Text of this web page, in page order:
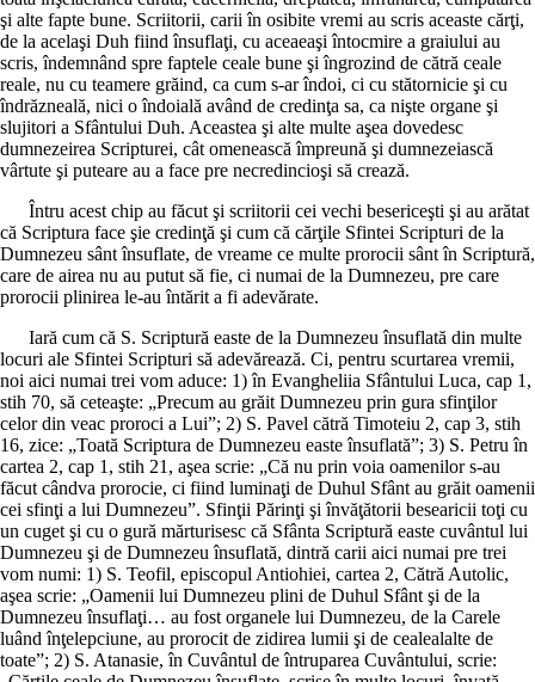
şi alte fapte bune. Scriitorii, carii în osibite vremi au scris aceaste cărţi,
de la acelaşi Duh fiind însuflaţi, cu aceaeaşi întocmire a graiului au
scris, îndemnând spre faptele ceale bune şi îngrozind de cătră ceale
reale, nu cu teamere grăind, ca cum s-ar îndoi, ci cu stătornicie şi cu
îndrăzneală, nici o îndoială având de credinţa sa, ca nişte organe şi
slujitori a Sfântului Duh. Aceastea şi alte multe aşea dovedesc
dumnezeirea Scripturei, cât omenească împreună şi dumnezeiască
vârtute şi puteare au a face pre necredincioşi să crează.
Întru acest chip au făcut şi scriitorii cei vechi besericeşti şi au arătat
că Scriptura face şie credinţă şi cum că cărţile Sfintei Scripturi de la
Dumnezeu sânt însuflate, de vreame ce multe prorocii sânt în Scriptură,
care de airea nu au putut să fie, ci numai de la Dumnezeu, pre care
prorocii plinirea le-au întărit a fi adevărate.
Iară cum că S. Scriptură easte de la Dumnezeu însuflată din multe
locuri ale Sfintei Scripturi să adevărează. Ci, pentru scurtarea vremii,
noi aici numai trei vom aduce: 1) în Evangheliia Sfântului Luca, cap 1,
stih 70, să ceteaşte: „Precum au grăit Dumnezeu prin gura sfinţilor
celor din veac proroci a Lui”; 2) S. Pavel cătră Timoteiu 2, cap 3, stih
16, zice: „Toată Scriptura de Dumnezeu easte însuflată”; 3) S. Petru în
cartea 2, cap 1, stih 21, aşea scrie: „Că nu prin voia oamenilor s-au
făcut cândva prorocie, ci fiind luminaţi de Duhul Sfânt au grăit oamenii
cei sfinţi a lui Dumnezeu”. Sfinţii Părinţi şi învăţătorii besearicii toţi cu
un cuget şi cu o gură mărturisesc că Sfânta Scriptură easte cuvântul lui
Dumnezeu şi de Dumnezeu însuflată, dintră carii aici numai pre trei
vom numi: 1) S. Teofil, episcopul Antiohiei, cartea 2, Cătră Autolic,
aşea scrie: „Oamenii lui Dumnezeu plini de Duhul Sfânt şi de la
Dumnezeu însuflaţi… au fost organele lui Dumnezeu, de la Carele
luând înţelepciune, au prorocit de zidirea lumii şi de cealealalte de
toate”; 2) S. Atanasie, în Cuvântul de întruparea Cuvântului, scrie: